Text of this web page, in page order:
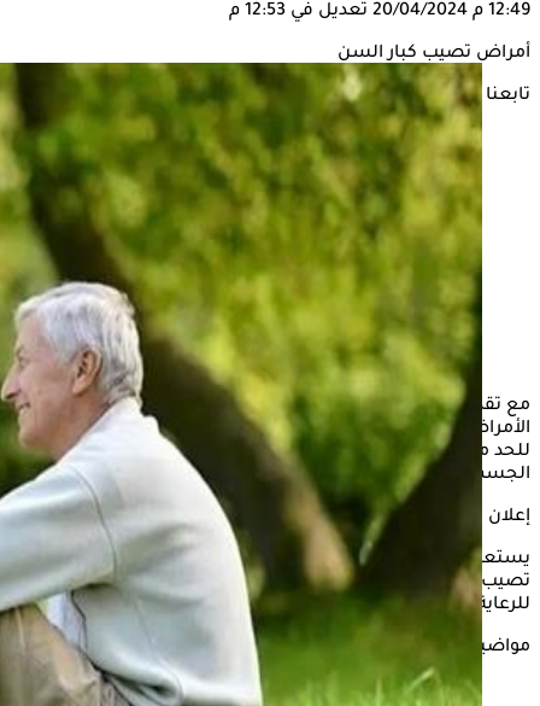
12:49 م 20/04/2024 تعديل في 12:53 م
أمراض تصيب كبار السن
تابعنا على
مع تقدم السن قد يعاني بعض الأشخاص من الإصابة ببعض
الأمراض التي تستوجب المتابعة الدورية مع الطبيب المختص وذلك
للحد من ظهور أي مضاعفات صحية قد تؤثر على باقي وظائف
الجسم.
إعلان
يستعرض "الكونسلتو" في التقرير التالي، أبرز الامراض التي يمكن أن
تصيب كبار السن بحسب الدكتور طارق عوض، مدير الإدارة العامة
للرعاية الصحية الأولية.
مواضيع ذات صلة